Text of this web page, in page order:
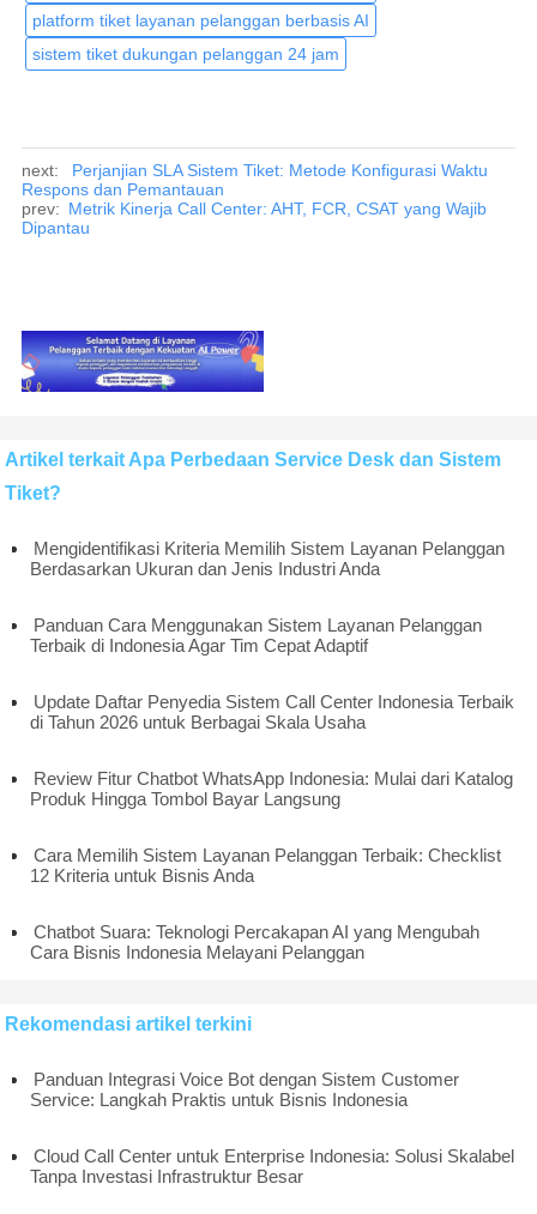
platform tiket layanan pelanggan berbasis AI
sistem tiket dukungan pelanggan 24 jam
next:
Perjanjian SLA Sistem Tiket: Metode Konfigurasi Waktu
Respons dan Pemantauan
prev: Metrik Kinerja Call Center: AHT, FCR, CSAT yang Wajib
Dipantau
Artikel terkait Apa Perbedaan Service Desk dan Sistem
Tiket?
Mengidentifikasi Kriteria Memilih Sistem Layanan Pelanggan
Berdasarkan Ukuran dan Jenis Industri Anda
Panduan Cara Menggunakan Sistem Layanan Pelanggan
Terbaik di Indonesia Agar Tim Cepat Adaptif
Update Daftar Penyedia Sistem Call Center Indonesia Terbaik
di Tahun 2026 untuk Berbagai Skala Usaha
Review Fitur Chatbot WhatsApp Indonesia: Mulai dari Katalog
Produk Hingga Tombol Bayar Langsung
Cara Memilih Sistem Layanan Pelanggan Terbaik: Checklist
12 Kriteria untuk Bisnis Anda
Chatbot Suara: Teknologi Percakapan AI yang Mengubah
Cara Bisnis Indonesia Melayani Pelanggan
Rekomendasi artikel terkini
Panduan Integrasi Voice Bot dengan Sistem Customer
Service: Langkah Praktis untuk Bisnis Indonesia
Cloud Call Center untuk Enterprise Indonesia: Solusi Skalabel
Tanpa Investasi Infrastruktur Besar